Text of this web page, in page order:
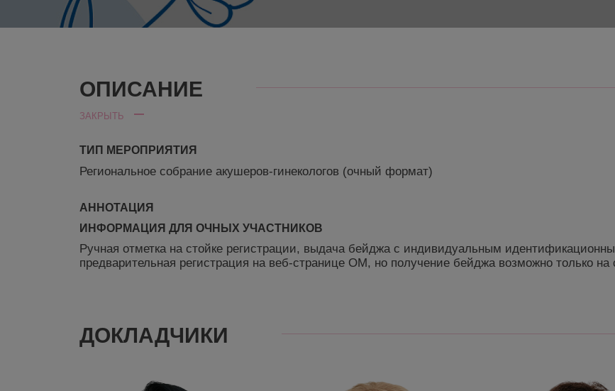
ОПИСАНИЕ
ЗАКРЫТЬ
ТИП МЕРОПРИЯТИЯ
Региональное собрание акушеров-гинекологов (очный формат)
АННОТАЦИЯ
ИНФОРМАЦИЯ ДЛЯ ОЧНЫХ УЧАСТНИКОВ
Ручная отметка на стойке регистрации, выдача бейджа с индивидуальным
предварительная регистрация на веб-странице ОМ, но получение бейджа возможно только
ДОКЛАДЧИКИ